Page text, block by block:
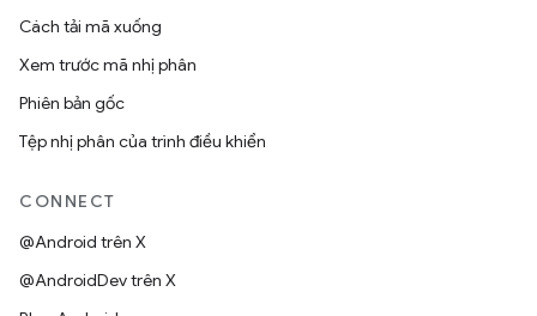
Cách tải mã xuống
Xem trước mã nhị phân
Phiên bản gốc
Tệp nhị phân của trình điều khiển
CONNECT
@Android trên X
@AndroidDev trên X